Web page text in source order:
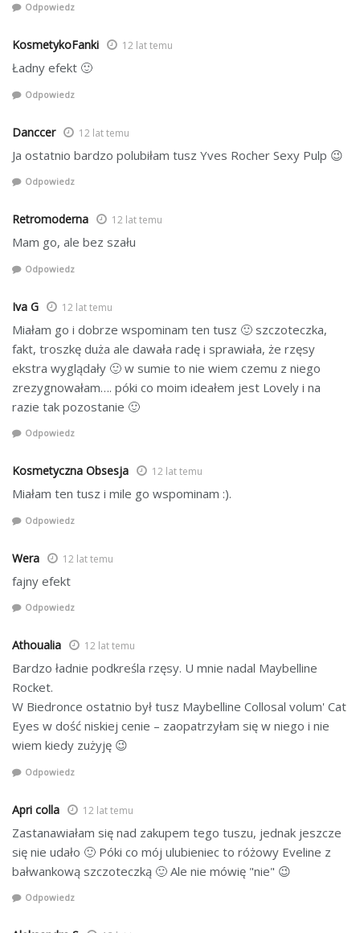
Odpowiedz
KosmetykoFanki 12 lat temu
Ładny efekt 🙂
Odpowiedz
Danccer 12 lat temu
Ja ostatnio bardzo polubiłam tusz Yves Rocher Sexy Pulp 😉
Odpowiedz
Retromoderna 12 lat temu
Mam go, ale bez szału
Odpowiedz
Iva G 12 lat temu
Miałam go i dobrze wspominam ten tusz 🙂 szczoteczka,
fakt, troszkę duża ale dawała radę i sprawiała, że rzęsy
ekstra wyglądały 🙂 w sumie to nie wiem czemu z niego
zrezygnowałam…. póki co moim ideałem jest Lovely i na
razie tak pozostanie 🙂
Odpowiedz
Kosmetyczna Obsesja 12 lat temu
Miałam ten tusz i mile go wspominam :).
Odpowiedz
Wera 12 lat temu
fajny efekt
Odpowiedz
Athoualia 12 lat temu
Bardzo ładnie podkreśla rzęsy. U mnie nadal Maybelline
Rocket.
W Biedronce ostatnio był tusz Maybelline Collosal volum' Cat
Eyes w dość niskiej cenie – zaopatrzyłam się w niego i nie
wiem kiedy zużyję 😉
Odpowiedz
Apri colla 12 lat temu
Zastanawiałam się nad zakupem tego tuszu, jednak jeszcze
się nie udało 🙂 Póki co mój ulubieniec to różowy Eveline z
bałwankową szczoteczką 🙂 Ale nie mówię "nie" 😉
Odpowiedz